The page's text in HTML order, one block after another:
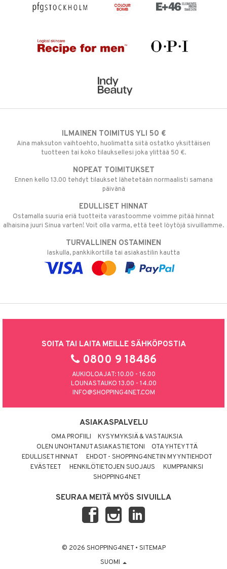
ILMAINEN TOIMITUS YLI 50 €
Aina maksuton vaihtoehto, huolimatta siitä ostatko yksittäisen
tuotteen tai koko tilauksellesi joka ylittää 50 €.
NOPEAT TOIMITUKSET
Ennen kello 13.00 tehdyt tilaukset lähetetään normaalisti samana
päivänä
EDULLISET HINNAT
Ostamalla suuria eriä tuotteita varastoomme voimme pitää hinnat
alhaisina juuri Sinua varten! Voit olla varma, että teet löytöjä sivuillamme.
TURVALLINEN OSTAMINEN
laskulla, pankkikortilla tai asiakastilin kautta
SOITA TAI LAITA MEILLE SÄHKÖPOSTIA
0800 9 18486
AUKIOLOAJAT: 10.00 - 16.00
LOUNASTAUKO 13.00 - 14.00
INFO@SHOPPING4NET.COM
ASIAKASPALVELU
OMA PROFIILI
KYSYMYKSIÄ & VASTAUKSIA
OLEN UNOHTANUT ASIAKASTIETONI
OTA YHTEYTTÄ
EDULLISET HINNAT
EHDOT - SHOPPING4NETIN MYYNTIEHDOT
EVÄSTEET
HENKILÖTIETOJEN SUOJAUS
KUMPPANIKSI
SHOPPING4NET
SEURAA MEITÄ MYÖS SIVUILLA
© 2026 SHOPPING4NET • SITEMAP
SUOMI